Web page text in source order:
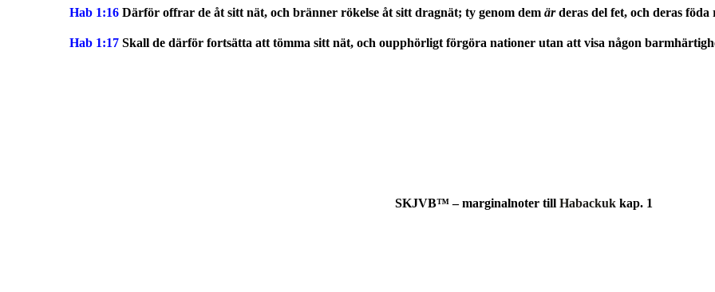
Hab 1:16 Därför offrar de åt sitt nät, och bränner rökelse åt sitt dragnät; ty genom dem ärderas del fet, och deras
Hab 1:17 Skall de därför fortsätta att tömma sitt nät, och oupphörligt förgöra nationer utan att visa någon
SKJVB™ – marginalnoter till Habackukkap. 1